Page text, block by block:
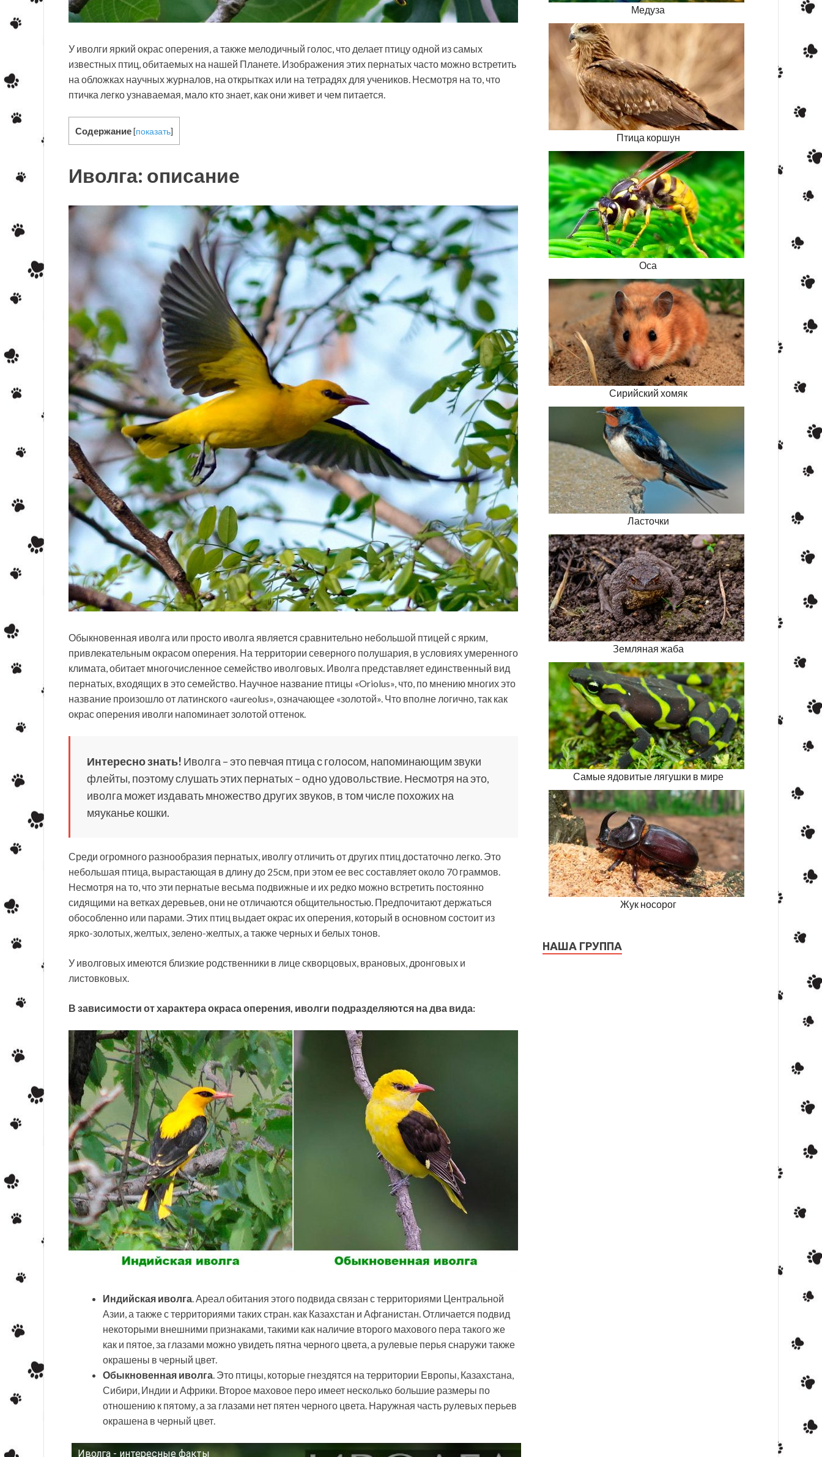
У иволги яркий окрас оперения, а также мелодичный голос, что делает птицу одной из самых
известных птиц, обитаемых на нашей Планете. Изображения этих пернатых часто можно встретить
на обложках научных журналов, на открытках или на тетрадях для учеников. Несмотря на то, что
птичка легко узнаваемая, мало кто знает, как они живет и чем питается.
Содержание[показать]
Иволга: описание
Обыкновенная иволга или просто иволга является сравнительно небольшой птицей с ярким,
привлекательным окрасом оперения. На территории северного полушария, в условиях умеренного
климата, обитает многочисленное семейство иволговых. Иволга представляет единственный вид
пернатых, входящих в это семейство. Научное название птицы «Oriolus», что, по мнению многих это
название произошло от латинского «aureolus», означающее «золотой». Что вполне логично, так как
окрас оперения иволги напоминает золотой оттенок.
Интересно знать! Иволга – это певчая птица с голосом, напоминающим звуки
флейты, поэтому слушать этих пернатых – одно удовольствие. Несмотря на это,
иволга может издавать множество других звуков, в том числе похожих на
мяуканье кошки.
Среди огромного разнообразия пернатых, иволгу отличить от других птиц достаточно легко. Это
небольшая птица, вырастающая в длину до 25см, при этом ее вес составляет около 70 граммов.
Несмотря на то, что эти пернатые весьма подвижные и их редко можно встретить постоянно
сидящими на ветках деревьев, они не отличаются общительностью. Предпочитают держаться
обособленно или парами. Этих птиц выдает окрас их оперения, который в основном состоит из
ярко-золотых, желтых, зелено-желтых, а также черных и белых тонов.
У иволговых имеются близкие родственники в лице скворцовых, врановых, дронговых и
листовковых.
В зависимости от характера окраса оперения, иволги подразделяются на два вида:
Индийская иволга . Ареал обитания этого подвида связан с территориями Центральной
Азии, а также с территориями таких стран. как Казахстан и Афганистан. Отличается подвид
некоторыми внешними признаками, такими как наличие второго махового пера такого же
как и пятое, за глазами можно увидеть пятна черного цвета, а рулевые перья снаружи также
окрашены в черный цвет.
Обыкновенная иволга . Это птицы, которые гнездятся на территории Европы, Казахстана,
Сибири, Индии и Африки. Второе маховое перо имеет несколько большие размеры по
отношению к пятому, а за глазами нет пятен черного цвета. Наружная часть рулевых перьев
окрашена в черный цвет.
Иволга - интересные факты
Медуза
Птица коршун
Оса
Сирийский хомяк
Ласточки
Земляная жаба
Самые ядовитые лягушки в мире
Жук носорог
НАША ГРУППА